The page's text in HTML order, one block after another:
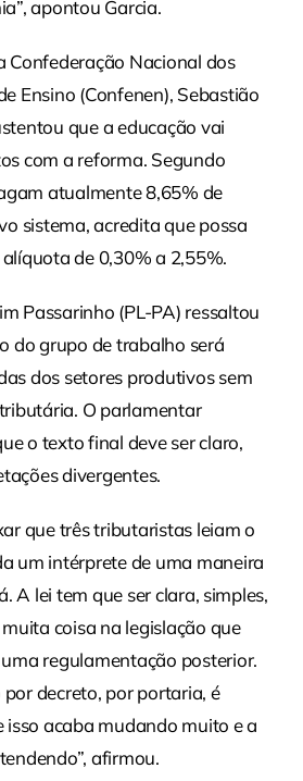
apontou Garcia.
Confederação Nacional dos
Ensino (Confenen), Sebastião
que a educação vai
com a reforma. Segundo
atualmente 8,65% de
sistema, acredita que possa
de 0,30% a 2,55%.
Passarinho (PL-PA) ressaltou
do grupo de trabalho será
dos setores produtivos sem
O parlamentar
o texto final deve ser claro,
divergentes.
que três tributaristas leiam o
um intérprete de uma maneira
A lei tem que ser clara, simples,
coisa na legislação que
regulamentação posterior.
decreto, por portaria, é
isso acaba mudando muito e a
afirmou.